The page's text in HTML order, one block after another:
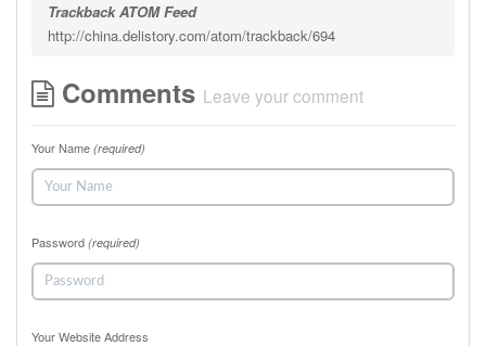
Trackback ATOM Feed
http://china.delistory.com/atom/trackback/694
Comments Leave your comment
Your Name (required)
Password (required)
Your Website Address